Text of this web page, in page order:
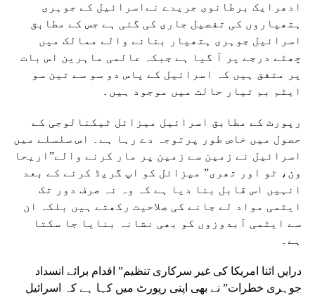
ادھرایک برطانوی جریدے نےاسرائیل کے جوہری
ہتھیاروں کی تفصیل جاری کی گئی ہے جس کے مطابق
اسرائیل جوہری ہتھیار بنانے والے ممالک میں
چھٹے درجے پر آ گیا ہے جبکہ عالمی ماہرین اس بات
پر متفق ہیں کہ اسرائیل کے پاس دو سو سے تین سو
ایٹم بم تیار حالت میں موجود ہیں۔
رپورٹ کے مطابق اسرائیل میزائل ٹیکنالوجی کے
حصول میں خاص طور پرتوجہ دے رہا ہے۔ اس سلسلے میں
اسرائیل نے زمین سے زمین پر مار کرنے والے”اریحا
ون، ٹو اور تھری” میزائل کو اپ گریڈ کرنے کے بعد
انہیں اس قابل بنا دیا ہے کہ وہ نہ صرف دور تک
ایٹمی مواد لے جانے کی صلاحیت رکھتے ہیں بلکہ ان
سے ایٹمی آبدوزوں کو بھی نشانہ بنایا جا سکتا
ہے۔
درایں اثنا امریکا کی غیر سرکاری تنظیم” اقدام برائے انسداد
جوہری خطرات” نے بھی اپنی رپورٹ میں کہا ہے کہ اسرائیل